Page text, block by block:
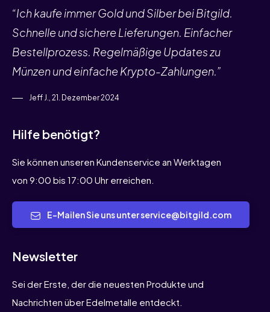
“Ich kaufe immer Gold und Silber bei Bitgild.
Schnelle und sichere Lieferungen. Einfacher
Bestellprozess. Regelmäßige Updates zu
Münzen und einfache Krypto-Zahlungen.”
Jeff J., 21. Dezember 2024
Hilfe benötigt?
Sie können unseren Kundenservice an Werktagen
von 9:00 bis 17:00 Uhr erreichen.
E-Mailen Sie uns unter service@bitgild.com
Newsletter
Sei der Erste, der die neuesten Produkte und
Nachrichten über Edelmetalle entdeckt.